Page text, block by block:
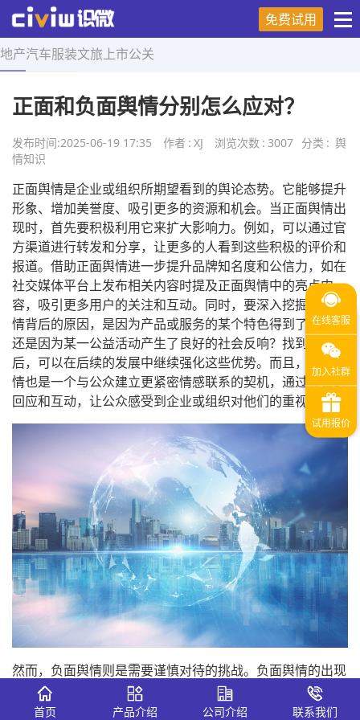
免费试用
地产汽车服装文旅 上市公关
首页 > 舆情知识 > 正文
正面和负面舆情分别怎么应对？
发布时间:2025-06-19 17:35 作者 : XJ 浏览次数 : 3007 分类 : 舆
情知识
正面舆情是企业或组织所期望看到的舆论态势。它能够提升
形象、增加美誉度、吸引更多的资源和机会。当正面舆情出
现时，首先要积极利用它来扩大影响力。例如，可以通过官
方渠道进行转发和分享，让更多的人看到这些积极的评价和
报道。借助正面舆情进一步提升品牌知名度和公信力，如在
社交媒体平台上发布相关内容时提及正面舆情中的亮点内
容，吸引更多用户的关注和互动。同时，要深入挖掘正面舆
情背后的原因，是因为产品或服务的某个特色得到了认可，
还是因为某一公益活动产生了良好的社会反响？找到根源
后，可以在后续的发展中继续强化这些优势。而且，正面舆
情也是一个与公众建立更紧密情感联系的契机，通过真诚的
回应和互动，让公众感受到企业或组织对他们的重视。
然而，负面舆情则是需要谨慎对待的挑战。负面舆情的出现
可能会损害形象、失去信任、导致业务受损等严重后果。一
旦发现负面舆情，第一时间要进行全面的调查核实。不能盲
首页 产品介绍 公司介绍 联系我们